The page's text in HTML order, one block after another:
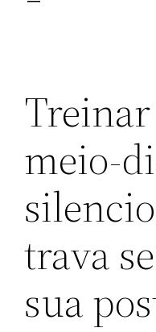
meio-
trava
sua